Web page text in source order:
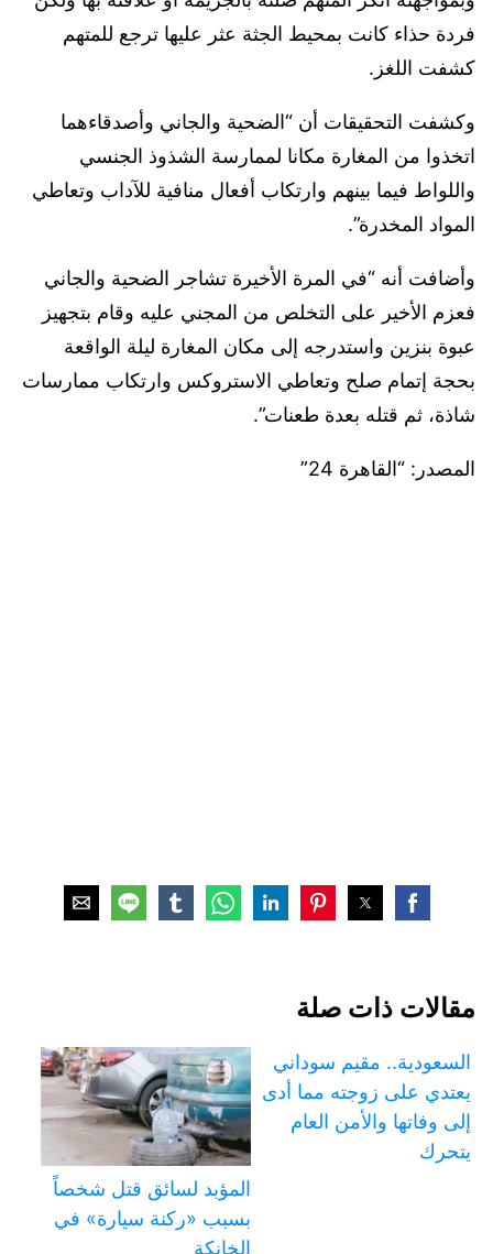
فردة حذاء كانت بمحيط الجثة عثر عليها ترجع للمتهم
كشفت اللغز.
وكشفت التحقيقات أن “الضحية والجاني وأصدقاءهما
اتخذوا من المغارة مكانا لممارسة الشذوذ الجنسي
واللواط فيما بينهم وارتكاب أفعال منافية للآداب وتعاطي
المواد المخدرة”.
وأضافت أنه “في المرة الأخيرة تشاجر الضحية والجاني
فعزم الأخير على التخلص من المجني عليه وقام بتجهيز
عبوة بنزين واستدرجه إلى مكان المغارة ليلة الواقعة
بحجة إتمام صلح وتعاطي الاستروكس وارتكاب ممارسات
شاذة، ثم قتله بعدة طعنات”.
المصدر: “القاهرة 24”
مقالات ذات صلة
السعودية.. مقيم سوداني
يعتدي على زوجته مما أدى
إلى وفاتها والأمن العام
يتحرك
المؤبد لسائق قتل شخصاً
بسبب «ركنة سيارة» في
الخانكة